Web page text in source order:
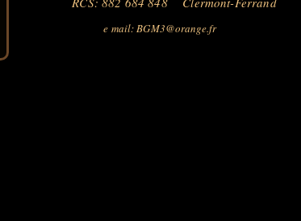
e mail:BGM3@orange.fr